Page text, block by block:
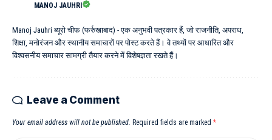
MANOJ JAUHRI
Manoj Jauhri ब्यूरो चीफ (फर्रुखाबाद) - एक अनुभवी पत्रकार हैं, जो राजनीति, अपराध,
शिक्षा, मनोरंजन और स्थानीय समाचारों पर पोस्ट करते हैं। वे तथ्यों पर आधारित और
विश्वसनीय समाचार सामग्री तैयार करने में विशेषज्ञता रखते हैं।
Leave a Comment
Your email address will not be published. Required fields are marked *